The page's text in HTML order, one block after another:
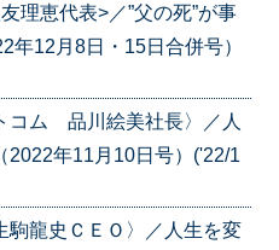
恵代表>／”父の死”が事
年12月8日・15日合併号）
コム 品川絵美社長〉／人
2022年11月10日号）('22/1
龍史ＣＥＯ〉／人生を変